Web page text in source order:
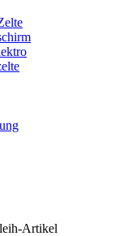
Artikel